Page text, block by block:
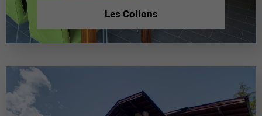
Les Collons